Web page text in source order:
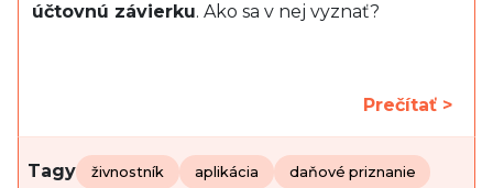
účtovnú závierku. Ako sa v nej vyznať?
Prečítať >
Tagy živnostník aplikácia daňové priznanie